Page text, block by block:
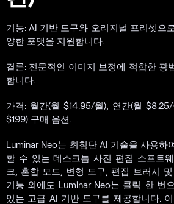
기능: AI 기반 도구와 오리지널 프리셋으
양한 포맷을 지원합니다.
결론: 전문적인 이미지 보정에 적합한 광
합니다.
가격: 월간(월 $14.95/월), 연간(월
$199) 구매 옵션.
Luminar Neo는 최첨단 AI 기술을 사용하
할 수 있는 데스크톱 사진 편집 소프트
크, 혼합 모드, 변형 도구, 편집 브러시
기능 외에도 Luminar Neo는 클릭 한 번
있는 고급 AI 기반 도구를 제공합니다.